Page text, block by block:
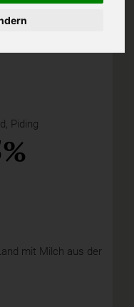
Piding
mit Milch aus der